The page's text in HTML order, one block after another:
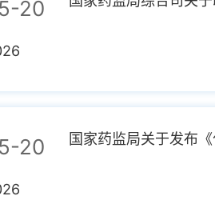
20
20 国家药监局关于发布